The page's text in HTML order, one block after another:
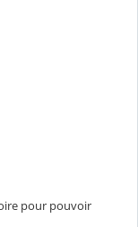
pour pouvoir